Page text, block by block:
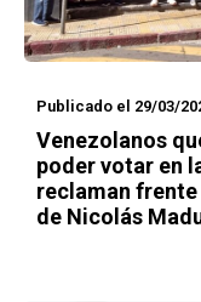
Publicado el 29/03/
Venezolanos
poder votar en
reclaman
de Nicolás